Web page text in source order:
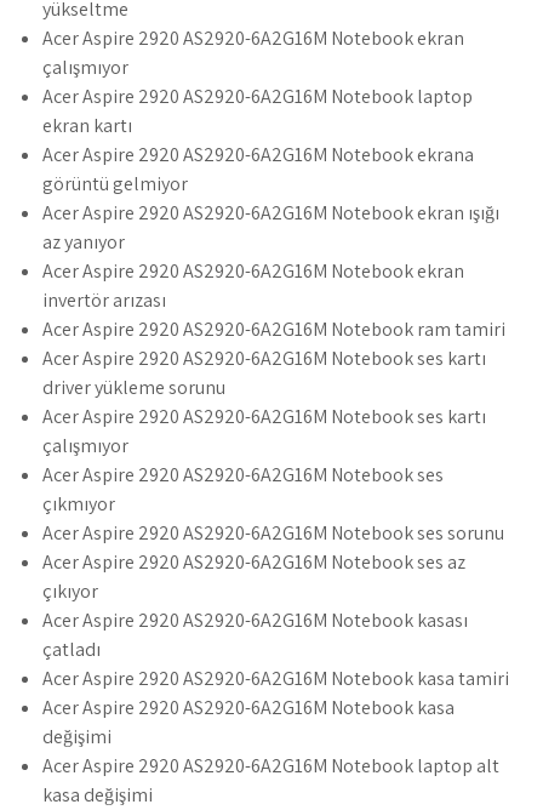
yükseltme
Acer Aspire 2920 AS2920-6A2G16M Notebook ekran
çalışmıyor
Acer Aspire 2920 AS2920-6A2G16M Notebook laptop
ekran kartı
Acer Aspire 2920 AS2920-6A2G16M Notebook ekrana
görüntü gelmiyor
Acer Aspire 2920 AS2920-6A2G16M Notebook ekran ışığı
az yanıyor
Acer Aspire 2920 AS2920-6A2G16M Notebook ekran
invertör arızası
Acer Aspire 2920 AS2920-6A2G16M Notebook ram tamiri
Acer Aspire 2920 AS2920-6A2G16M Notebook ses kartı
driver yükleme sorunu
Acer Aspire 2920 AS2920-6A2G16M Notebook ses kartı
çalışmıyor
Acer Aspire 2920 AS2920-6A2G16M Notebook ses
çıkmıyor
Acer Aspire 2920 AS2920-6A2G16M Notebook ses sorunu
Acer Aspire 2920 AS2920-6A2G16M Notebook ses az
çıkıyor
Acer Aspire 2920 AS2920-6A2G16M Notebook kasası
çatladı
Acer Aspire 2920 AS2920-6A2G16M Notebook kasa tamiri
Acer Aspire 2920 AS2920-6A2G16M Notebook kasa
değişimi
Acer Aspire 2920 AS2920-6A2G16M Notebook laptop alt
kasa değişimi